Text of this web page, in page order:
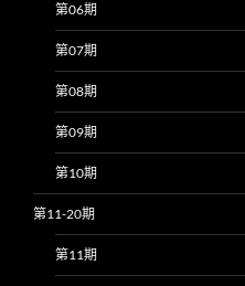
第06期
第07期
第08期
第09期
第10期
第11-20期
第11期